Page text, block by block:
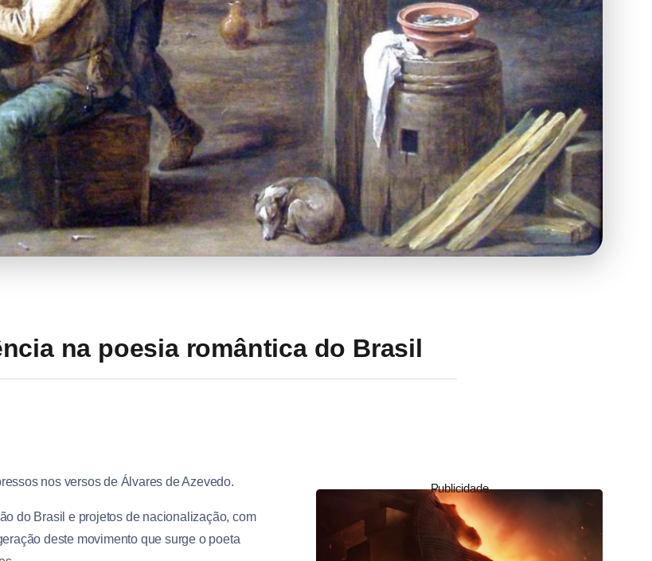
na poesia romântica do Brasil
nos versos de Álvares de Azevedo.
do Brasil e projetos de nacionalização, com
deste movimento que surge o poeta
Publicidade